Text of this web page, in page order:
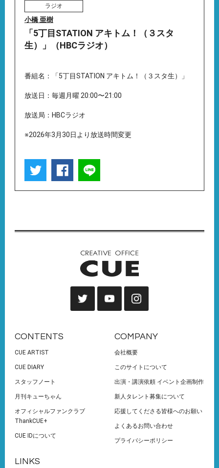
ラジオ
小橋 亜樹
「5丁目STATION アキトム！（３スタ
生）」（HBCラジオ）
番組名：「5丁目STATION アキトム！（３スタ生）」
放送日：毎週月曜 20:00〜21:00
放送局：HBCラジオ
※2026年3月30日より放送時間変更
CONTENTS
CUE ARTIST
CUE DIARY
スタッフノート
月刊キューちゃん
オフィシャルファンクラブ
ThankCUE+
CUE IDについて
COMPANY
会社概要
このサイトについて
出演・講演依頼 イベント企画制作
新人タレント募集について
応援してくださる皆様へのお願い
よくあるお問い合わせ
プライバシーポリシー
LINKS